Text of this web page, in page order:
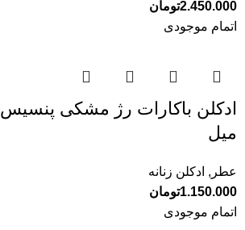
2.450.000تومان
اتمام موجودی
میل
عطر , ادکلن زنانه
1.150.000تومان
اتمام موجودی